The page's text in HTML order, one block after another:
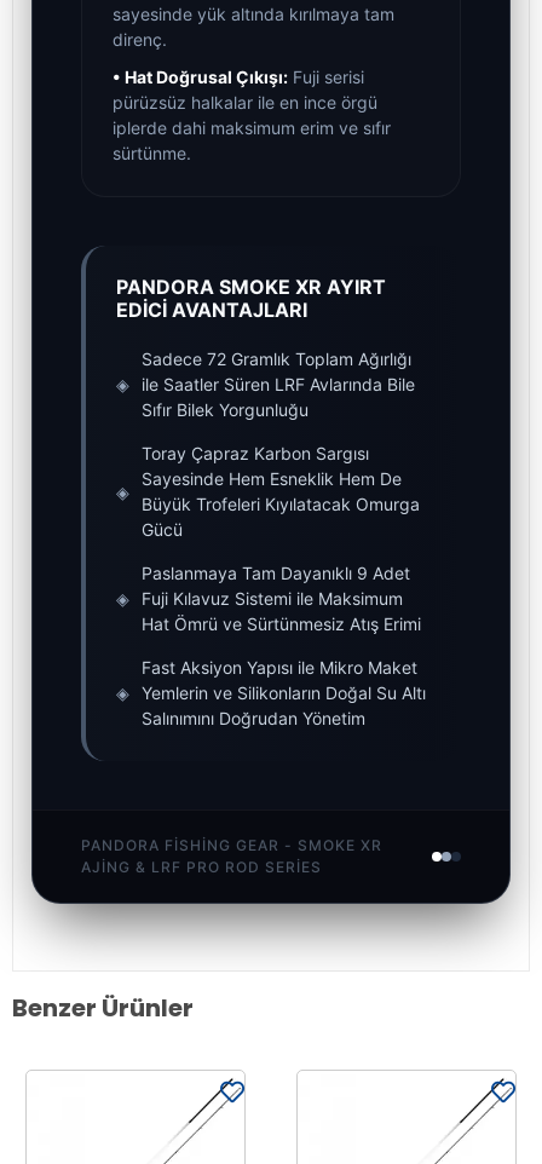
sayesinde yük altında kırılmaya tam
direnç.
• Hat Doğrusal Çıkışı: Fuji serisi
pürüzsüz halkalar ile en ince örgü
iplerde dahi maksimum erim ve sıfır
sürtünme.
PANDORA SMOKE XR AYIRT
EDİCİ AVANTAJLARI
◈
Sadece 72 Gramlık Toplam Ağırlığı
ile Saatler Süren LRF Avlarında Bile
Sıfır Bilek Yorgunluğu
◈
Toray Çapraz Karbon Sargısı
Sayesinde Hem Esneklik Hem De
Büyük Trofeleri Kıyılatacak Omurga
Gücü
◈
Paslanmaya Tam Dayanıklı 9 Adet
Fuji Kılavuz Sistemi ile Maksimum
Hat Ömrü ve Sürtünmesiz Atış Erimi
◈
Fast Aksiyon Yapısı ile Mikro Maket
Yemlerin ve Silikonların Doğal Su Altı
Salınımını Doğrudan Yönetim
PANDORA FISHING GEAR - SMOKE XR
AJING & LRF PRO ROD SERIES
Benzer Ürünler